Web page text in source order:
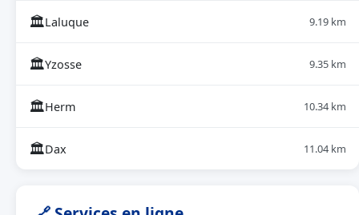
🏛Laluque 9.19 km
🏛Yzosse 9.35 km
🏛Herm 10.34 km
🏛Dax 11.04 km